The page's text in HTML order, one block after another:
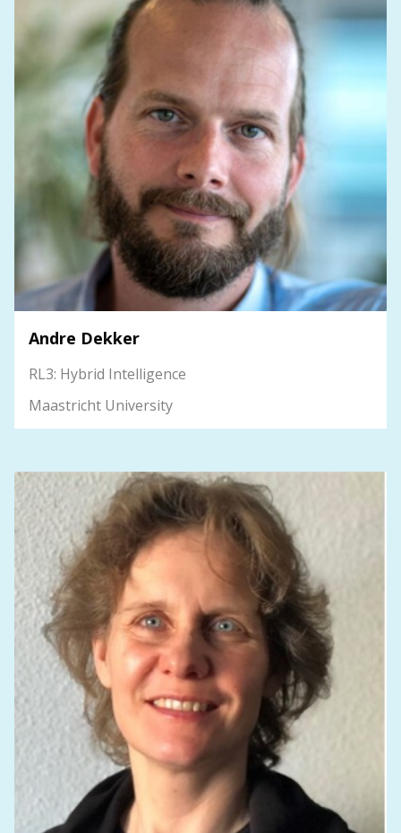
Andre Dekker
RL3: Hybrid Intelligence
Maastricht University